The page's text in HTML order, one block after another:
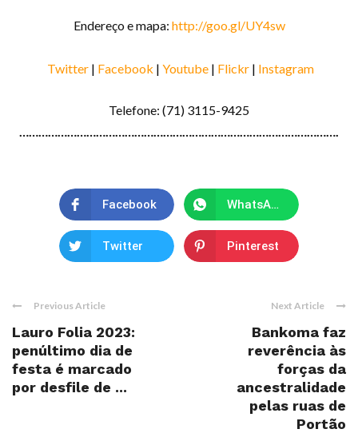
Endereço e mapa: http://goo.gl/UY4sw
Twitter | Facebook | Youtube| Flickr| Instagram
Telefone: (71) 3115-9425
……………………………………………………………………………………….
Facebook WhatsApp
Twitter Pinterest
Previous Article
Lauro Folia 2023:
penúltimo dia de
festa é marcado
por desfile de ...
Next Article
Bankoma faz
reverência às
forças da
ancestralidade
pelas ruas de
Portão